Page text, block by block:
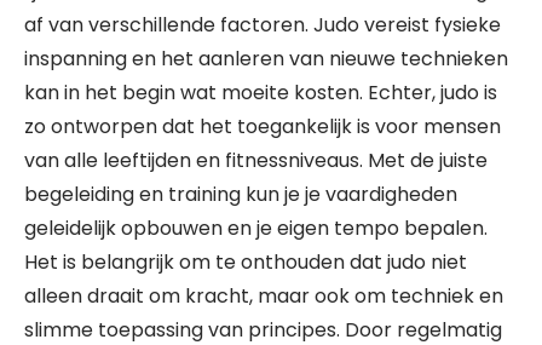
af van verschillende factoren. Judo vereist fysieke
inspanning en het aanleren van nieuwe technieken
kan in het begin wat moeite kosten. Echter, judo is
zo ontworpen dat het toegankelijk is voor mensen
van alle leeftijden en fitnessniveaus. Met de juiste
begeleiding en training kun je je vaardigheden
geleidelijk opbouwen en je eigen tempo bepalen.
Het is belangrijk om te onthouden dat judo niet
alleen draait om kracht, maar ook om techniek en
slimme toepassing van principes. Door regelmatig